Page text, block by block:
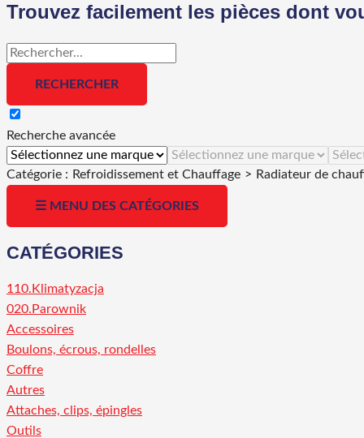
Trouvez facilement les pièces dont
Recherche avancée
Catégorie : Refroidissement et Chauffage > Radiateur de
☰ MENU DES CATÉGORIES
CATÉGORIES
110.Klimatyzacja
020.Parownik
Accessoires
Boulons, écrous, rondelles
Coffre
Autres
Attaches, clips, épingles
Outils